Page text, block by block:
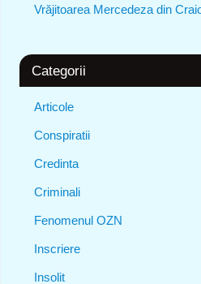
Vrăjitoarea Mercedeza din
Categorii
Articole
Conspiratii
Credinta
Criminali
Fenomenul OZN
Inscriere
Insolit